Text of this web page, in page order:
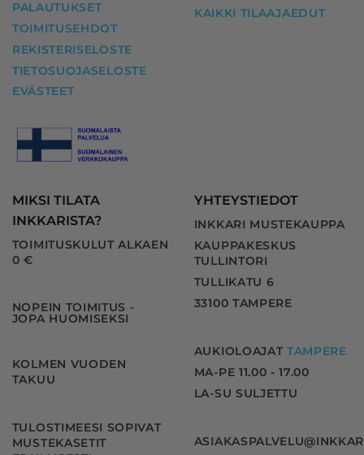
PALAUTUKSET
TOIMITUSEHDOT
REKISTERISELOSTE
TIETOSUOJASELOSTE
EVÄSTEET
KAIKKI TILAAJAEDUT
MIKSI TILATA
INKKARISTA?
TOIMITUSKULUT ALKAEN
0 €
NOPEIN TOIMITUS -
JOPA HUOMISEKSI
KOLMEN VUODEN
TAKUU
TULOSTIMEESI SOPIVAT
MUSTEKASETIT
YHTEYSTIEDOT
INKKARI MUSTEKAUPPA
KAUPPAKESKUS
TULLINTORI
TULLIKATU 6
33100 TAMPERE
AUKIOLOAJAT TAMPERE
MA-PE 11.00 - 17.00
LA-SU SULJETTU